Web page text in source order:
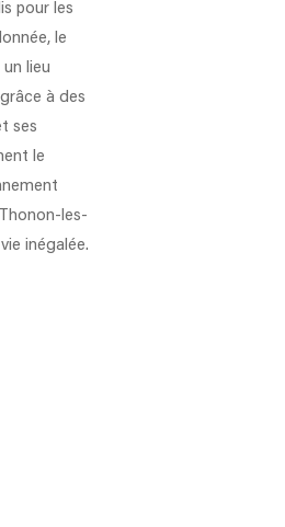
pour les
le
lieu
à des
ses
le
les-
inégalée.